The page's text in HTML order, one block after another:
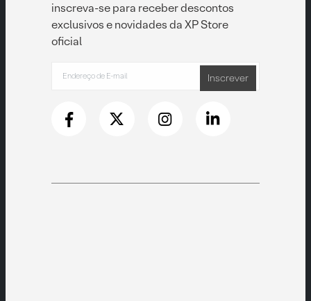
inscreva-se para receber descontos
exclusivos e novidades da XP Store
oficial
Inscrever